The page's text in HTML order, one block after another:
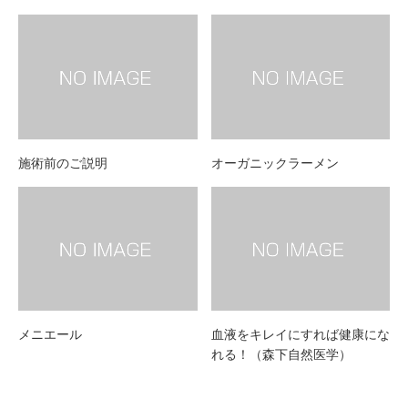
施術前のご説明 オーガニックラーメン
メニエール
血液をキレイにすれば健康にな
れる！（森下自然医学）